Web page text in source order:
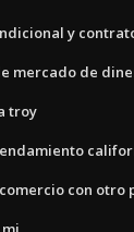
y
mercado de
troy
con otro